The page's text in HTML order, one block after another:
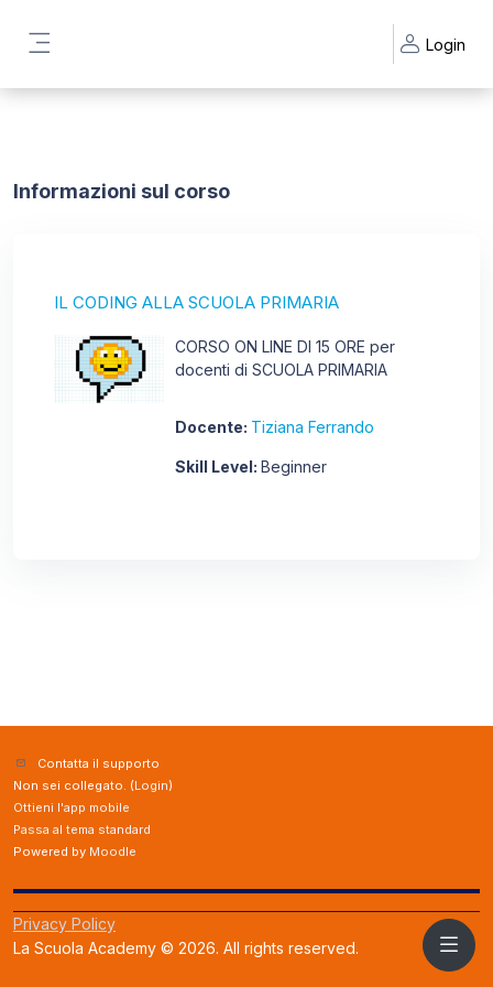
Login
Informazioni sul corso
IL CODING ALLA SCUOLA PRIMARIA
CORSO ON LINE DI 15 ORE per
docenti di SCUOLA PRIMARIA
Docente: Tiziana Ferrando
Skill Level: Beginner
Contatta il supporto
Non sei collegato. (Login)
Ottieni l'app mobile
Passa al tema standard
Powered by Moodle
Privacy Policy
La Scuola Academy © 2026. All rights reserved.